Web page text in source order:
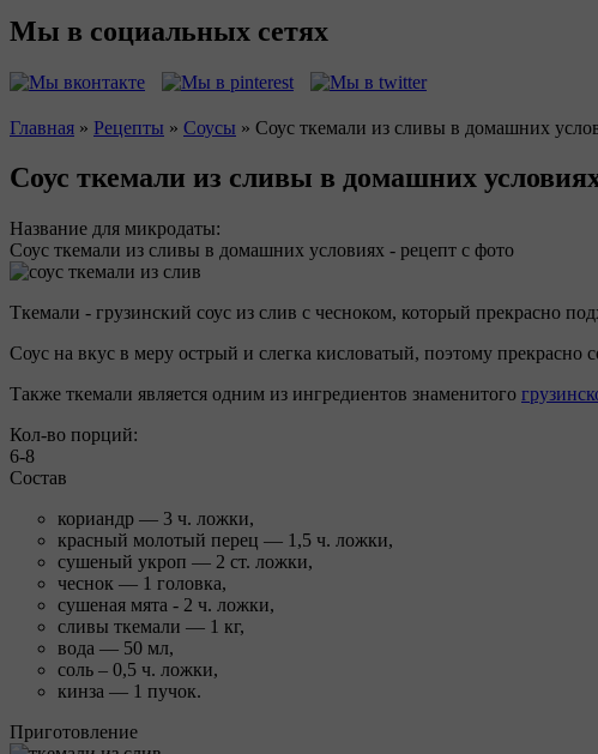
Мы в социальных сетях
Главная » Рецепты » Соусы » Соус ткемали из сливы в домашних
Соус ткемали из сливы в домашних
Название для микродаты:
Соус ткемали из сливы в домашних условиях - рецепт с фото
Ткемали - грузинский соус из слив с чесноком, который прекрасно
Соус на вкус в меру острый и слегка кисловатый, поэтому прекрасно
Также ткемали является одним из ингредиентов знаменитого
Кол-во порций:
6-8
Состав
кориандр — 3 ч. ложки,
красный молотый перец — 1,5 ч. ложки,
сушеный укроп — 2 ст. ложки,
чеснок — 1 головка,
сушеная мята - 2 ч. ложки,
сливы ткемали — 1 кг,
вода — 50 мл,
соль – 0,5 ч. ложки,
кинза — 1 пучок.
Приготовление